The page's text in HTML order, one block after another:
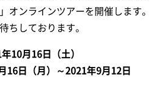
オンラインツアーを開催します。
ちしております。
10月16日（土）
16日（月）～2021年9月12日